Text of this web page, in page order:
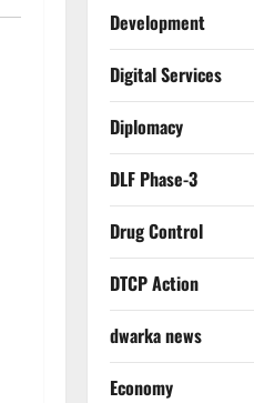
Development
Digital Services
Diplomacy
DLF Phase-3
Drug Control
DTCP Action
dwarka news
Economy